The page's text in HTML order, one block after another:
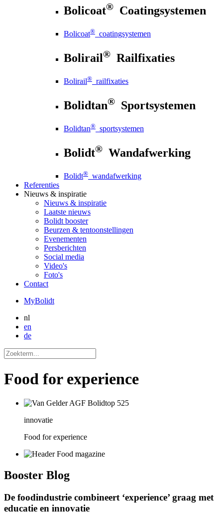
Bolicoat® Coatingsystemen
Bolicoat® coatingsystemen
Bolirail® Railfixaties
Bolirail® railfixaties
Bolidtan® Sportsystemen
Bolidtan® sportsystemen
Bolidt® Wandafwerking
Bolidt® wandafwerking
Referenties
Nieuws & inspiratie
Nieuws & inspiratie
Laatste nieuws
Bolidt booster
Beurzen & tentoonstellingen
Evenementen
Persberichten
Social media
Video's
Foto's
Contact
MyBolidt
nl
en
de
Food for experience
innovatie
Food for experience
Booster Blog
De foodindustrie combineert ‘experience’ graag met
educatie en innovatie